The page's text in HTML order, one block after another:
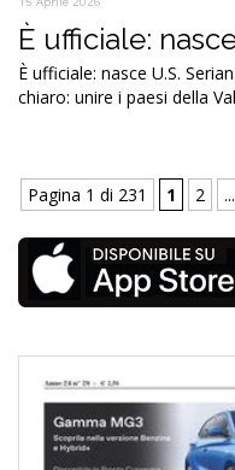
È ufficiale:
È ufficiale: nasce U.S.
chiaro: unire i paesi della
Pagina 1 di 231 1 2 ...